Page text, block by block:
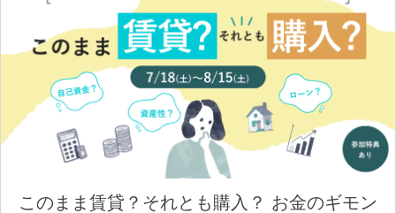
このまま賃貸？それとも購入？ お金のギモン